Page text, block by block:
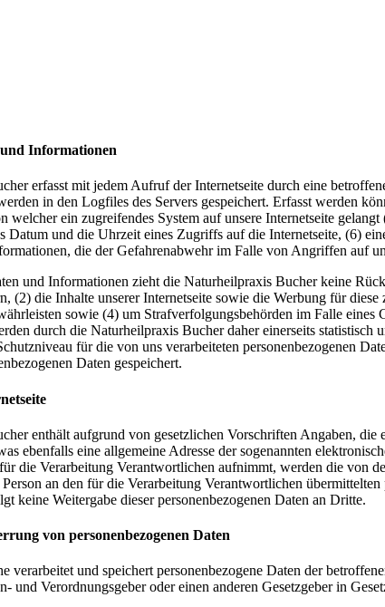
Informationen
erfasst mit jedem Aufruf der Internetseite durch eine
in den Logfiles des Servers gespeichert. Erfasst werden
welcher ein zugreifendes System auf unsere Internetseite
Datum und die Uhrzeit eines Zugriffs auf die Internetseite, (6)
die der Gefahrenabwehr im Falle von Angriffen auf
und Informationen zieht die Naturheilpraxis Bucher keine
(2) die Inhalte unserer Internetseite sowie die Werbung für
sowie (4) um Strafverfolgungsbehörden im Falle
durch die Naturheilpraxis Bucher daher einerseits
für die von uns verarbeiteten personenbezogenen
Daten gespeichert.
enthält aufgrund von gesetzlichen Vorschriften Angaben,
ebenfalls eine allgemeine Adresse der sogenannten
die Verarbeitung Verantwortlichen aufnimmt, werden die von
an den für die Verarbeitung Verantwortlichen
keine Weitergabe dieser personenbezogenen Daten an Dritte.
von personenbezogenen Daten
verarbeitet und speichert personenbezogene Daten der
und Verordnungsgeber oder einen anderen Gesetzgeber in